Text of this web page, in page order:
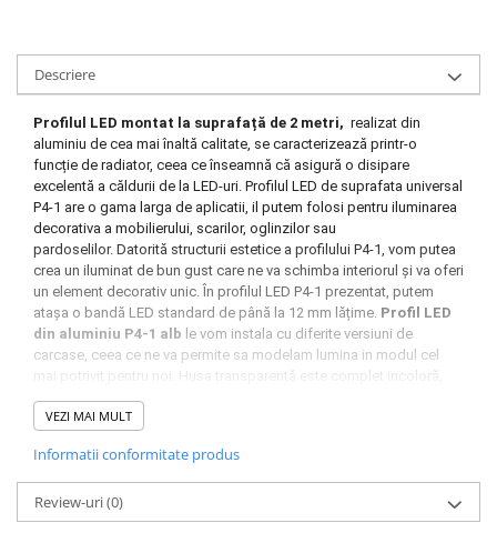
Descriere
Profilul LED montat la suprafață de 2 metri, realizat din
aluminiu de cea mai înaltă calitate, se caracterizează printr-o
funcție de radiator, ceea ce înseamnă că asigură o disipare
excelentă a căldurii de la LED-uri. Profilul LED de suprafata universal
P4-1 are o gama larga de aplicatii, il putem folosi pentru iluminarea
decorativa a mobilierului, scarilor, oglinzilor sau
pardoselilor. Datorită structurii estetice a profilului P4-1, vom putea
crea un iluminat de bun gust care ne va schimba interiorul și va oferi
un element decorativ unic. În profilul LED P4-1 prezentat, putem
atașa o bandă LED standard de până la 12 mm lățime. Profil LED
din aluminiu P4-1 alb le vom instala cu diferite versiuni de
carcase, ceea ce ne va permite sa modelam lumina in modul cel
mai potrivit pentru noi. Husa transparentă este complet incoloră,
luminoase, în timp ce cea lăptoasă va difuza uniform lumina emisă
VEZI MAI MULT
Informatii conformitate produs
Review-uri(0)